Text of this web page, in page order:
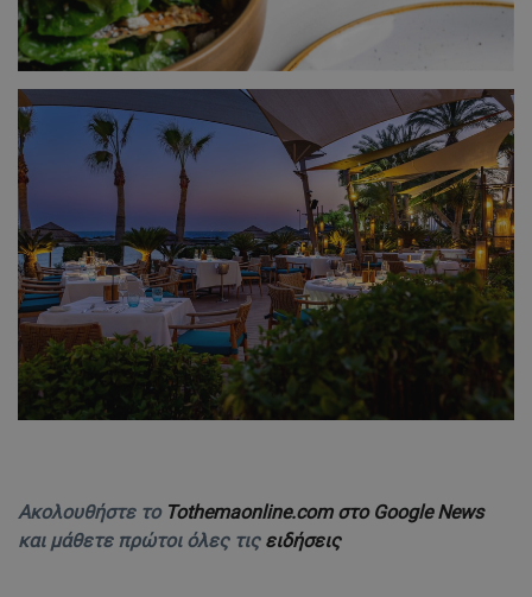
Ακολουθήστε το Tothemaonline.com στο Google News
και μάθετε πρώτοι όλες τις ειδήσεις